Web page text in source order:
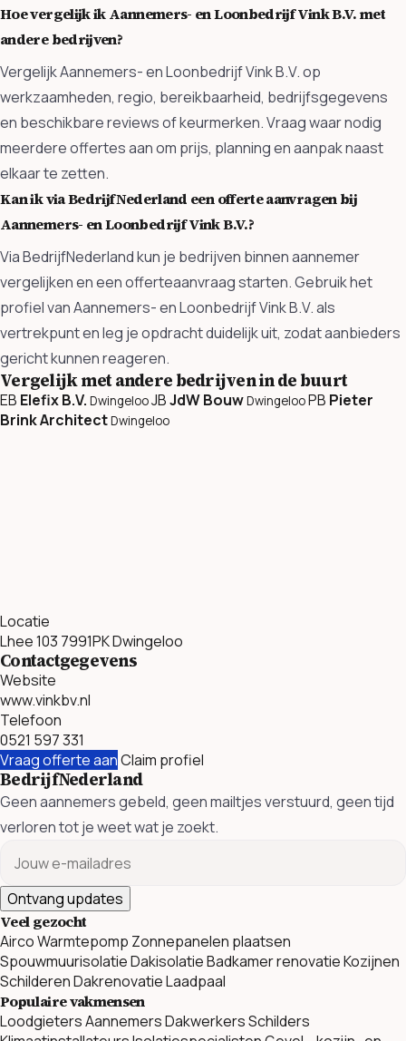
Hoe vergelijk ik Aannemers- en Loonbedrijf Vink B.V. met
andere bedrijven?
Vergelijk Aannemers- en Loonbedrijf Vink B.V. op
werkzaamheden, regio, bereikbaarheid, bedrijfsgegevens
en beschikbare reviews of keurmerken. Vraag waar nodig
meerdere offertes aan om prijs, planning en aanpak naast
elkaar te zetten.
Kan ik via BedrijfNederland een offerte aanvragen bij
Aannemers- en Loonbedrijf Vink B.V.?
Via BedrijfNederland kun je bedrijven binnen aannemer
vergelijken en een offerteaanvraag starten. Gebruik het
profiel van Aannemers- en Loonbedrijf Vink B.V. als
vertrekpunt en leg je opdracht duidelijk uit, zodat aanbieders
gericht kunnen reageren.
Vergelijk met andere bedrijven in de buurt
EB Elefix B.V. DwingelooJBJdW BouwDwingelooPB Pieter
Brink ArchitectDwingeloo
Locatie
Lhee 103 7991PK Dwingeloo
Contactgegevens
Website
www.vinkbv.nl
Telefoon
0521 597 331
Vraag offerte aanClaim profiel
BedrijfNederland
Geen aannemers gebeld, geen mailtjes verstuurd, geen tijd
verloren tot je weet wat je zoekt.
Ontvang updates
Veel gezocht
AircoWarmtepomp Zonnepanelen plaatsen
SpouwmuurisolatieDakisolatieBadkamer renovatieKozijnen
SchilderenDakrenovatieLaadpaal
Populaire vakmensen
LoodgietersAannemersDakwerkersSchilders